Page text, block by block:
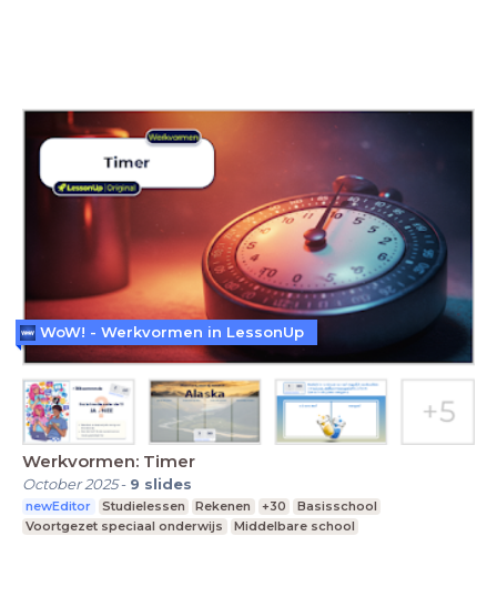
Werkvormen: Timer
October 2025- 9 slides
newEditor Studielessen Rekenen +30
Basisschool
Voortgezet speciaal onderwijs
Middelbare school
WoW! - Werkvormen in LessonUp